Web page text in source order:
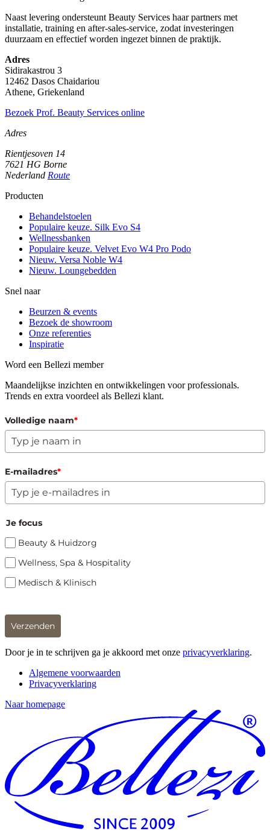
Naast levering ondersteunt Beauty Services haar partners met
installatie, training en after-sales-service, zodat investeringen
duurzaam en effectief worden ingezet binnen de praktijk.
Adres
Sidirakastrou 3
12462 Dasos Chaidariou
Athene, Griekenland
Bezoek Prof. Beauty Services online
Adres
Rientjesoven 14
7621 HG Borne
Nederland Route
Producten
Behandelstoelen
Populaire keuze. Silk Evo S4
Wellnessbanken
Populaire keuze. Velvet Evo W4 Pro Podo
Nieuw. Versa Noble W4
Nieuw. Loungebedden
Snel naar
Beurzen & events
Bezoek de showroom
Onze referenties
Inspiratie
Word een Bellezi member
Maandelijkse inzichten en ontwikkelingen voor professionals.
Trends en extra voordeel als Bellezi klant.
Volledige naam*
E-mailadres*
Je focus
Beauty & Huidzorg
Wellness, Spa & Hospitality
Medisch & Klinisch
Verzenden
Door je in te schrijven ga je akkoord met onze privacyverklaring.
Algemene voorwaarden
Privacyverklaring
Naar homepage